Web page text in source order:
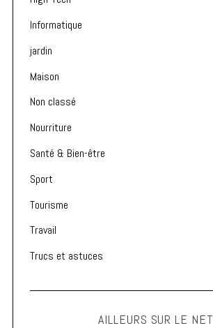
Informatique
jardin
Maison
Non classé
Nourriture
Santé & Bien-être
Sport
Tourisme
Travail
Trucs et astuces
AILLEURS SUR LE NET